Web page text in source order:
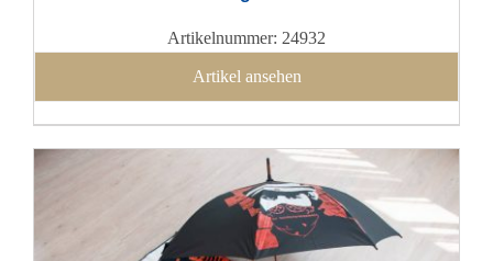
Artikelnummer: 24932
Artikel ansehen